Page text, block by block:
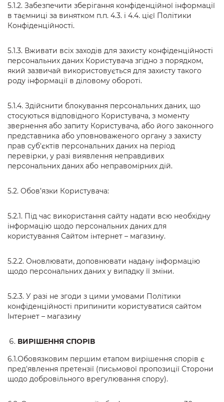
5.1.2. Забезпечити зберігання конфіденційної інформації
в таємниці за винятком п.п. 4.3. і 4.4. цієї Політики
Конфіденційності.
5.1.3. Вживати всіх заходів для захисту конфіденційності
персональних даних Користувача згідно з порядком,
який зазвичай використовується для захисту такого
роду інформації в діловому обороті.
5.1.4. Здійснити блокування персональних даних, що
стосуються відповідного Користувача, з моменту
звернення або запиту Користувача, або його законного
представника або уповноваженого органу з захисту
прав суб'єктів персональних даних на період
перевірки, у разі виявлення неправдивих
персональних даних або неправомірних дій.
5.2. Обов’язки Користувача:
5.2.1. Під час використання сайту надати всю необхідну
інформацію щодо персональних даних для
користування Сайтом інтернет – магазину.
5.2.2. Оновлювати, доповнювати надану інформацію
щодо персональних даних у випадку її зміни.
5.2.3. У разі не згоди з цими умовами Політики
конфіденційності припинити користуватися сайтом
Інтернет – магазину
ВИРІШЕННЯ СПОРІВ
6.1.Обовязковим першим етапом вирішення спорів є
пред'явлення претензії (письмової пропозиції Сторони
щодо добровільного врегулювання спору).